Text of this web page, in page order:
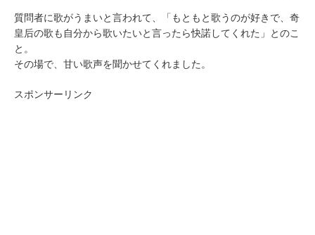
質問者に歌がうまいと言われて、「もともと歌うのが好きで、奇
皇后の歌も自分から歌いたいと言ったら快諾してくれた」とのこ
と。
その場で、甘い歌声を聞かせてくれました。
スポンサーリンク